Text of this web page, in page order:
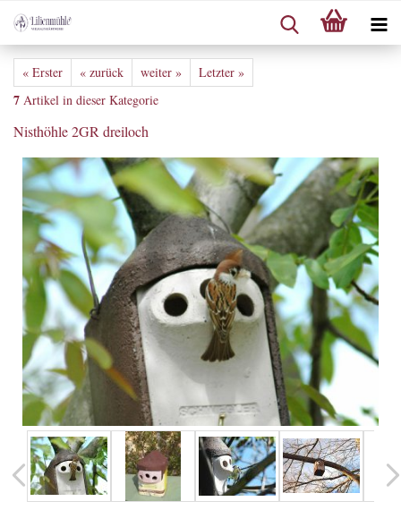
« Erster « zurück weiter » Letzter »
7 Artikel in dieser Kategorie
Nisthöhle 2GR dreiloch